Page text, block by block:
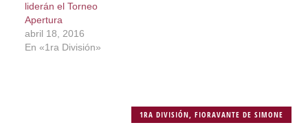
liderán el Torneo
Apertura
abril 18, 2016
En «1ra División»
1RA DIVISIÓN,FIORAVANTE DE SIMONE